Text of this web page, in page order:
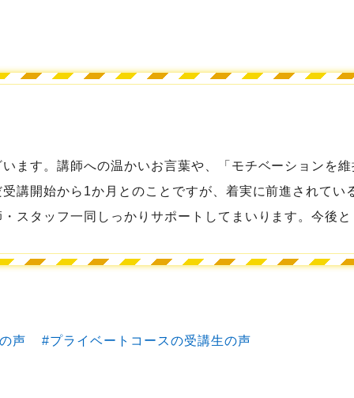
ます。講師への温かいお言葉や、「モチベーションを
講開始から1か月とのことですが、着実に前進されて
スタッフ一同しっかりサポートしてまいります。今後
声 プライベートコースの受講生の声